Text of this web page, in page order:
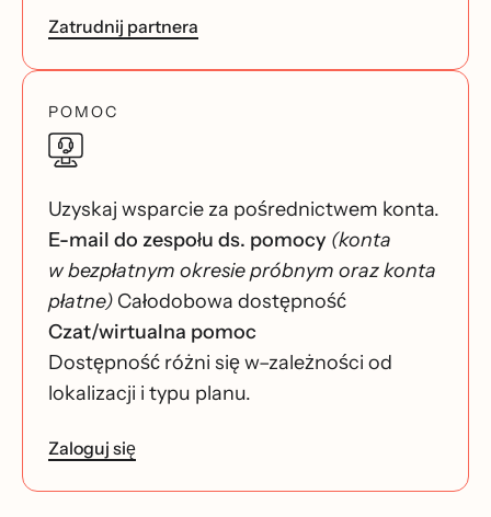
Zatrudnij partnera
POMOC
Uzyskaj wsparcie za pośrednictwem konta.
E-mail do zespołu ds. pomocy (konta
w bezpłatnym okresie próbnym oraz konta
płatne) Całodobowa dostępność
Czat/wirtualna pomoc
Dostępność różni się w–zależności od
lokalizacji i typu planu.
Zaloguj się